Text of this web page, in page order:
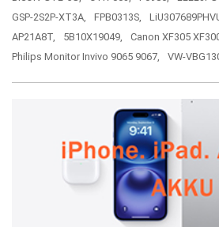
GSP-2S2P-XT3A,
FPB0313S,
AP21A8T,
5B10X19049,
Canon XF305
Philips Monitor Invivo 9065 9067,
VW-